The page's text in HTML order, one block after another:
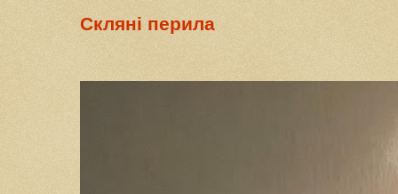
Скляні перила